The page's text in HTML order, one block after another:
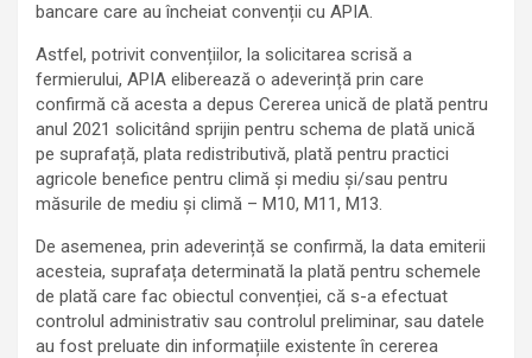
bancare care au încheiat convenții cu APIA.
Astfel, potrivit convențiilor, la solicitarea scrisă a
fermierului, APIA eliberează o adeverință prin care
confirmă că acesta a depus Cererea unică de plată pentru
anul 2021 solicitând sprijin pentru schema de plată unică
pe suprafață, plata redistributivă, plată pentru practici
agricole benefice pentru climă şi mediu și/sau pentru
măsurile de mediu şi climă – M10, M11, M13.
De asemenea, prin adeverință se confirmă, la data emiterii
acesteia, suprafața determinată la plată pentru schemele
de plată care fac obiectul convenției, că s-a efectuat
controlul administrativ sau controlul preliminar, sau datele
au fost preluate din informațiile existente în cererea